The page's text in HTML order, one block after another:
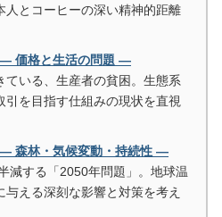
人とコーヒーの深い精神的距離
価格と生活の問題 ―
ている、生産者の貧困。生態系
引を目指す仕組みの現状を直視
森林・気候変動・持続性 ―
減する「2050年問題」。地球温
える深刻な影響と対策を考え